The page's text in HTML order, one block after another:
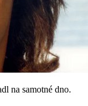
na samotné dno.